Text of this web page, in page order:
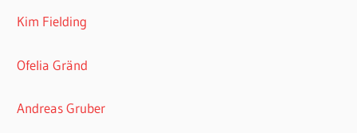
Kim Fielding
Ofelia Gränd
Andreas Gruber